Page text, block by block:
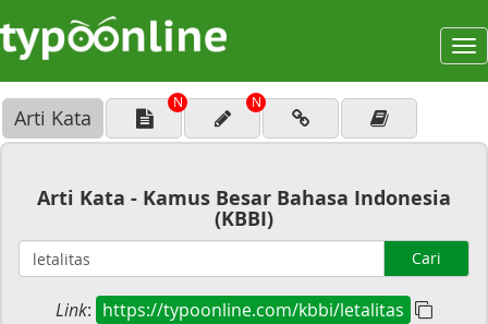
Arti Kata
N N
Arti Kata - Kamus Besar Bahasa Indonesia
(KBBI)
Cari
Link: https://typoonline.com/kbbi/letalitas